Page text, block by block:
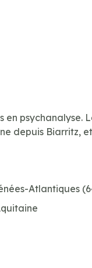
en psychanalyse.
depuis Biarritz,
Atlantiques